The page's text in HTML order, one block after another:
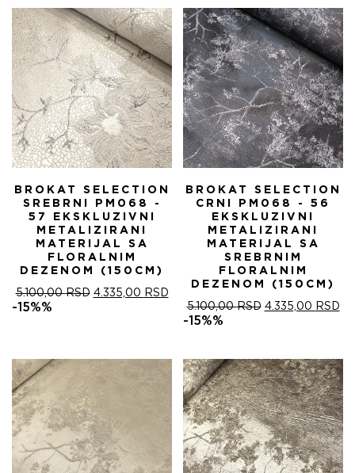
5.100,00 RSD.
BROKAT SELECTION
SREBRNI PM068 -
57 EKSKLUZIVNI
METALIZIRANI
MATERIJAL SA
FLORALNIM
DEZENOM (150CM)
5.100,00RSD ОРИГИНАЛНА
4.335,00 RSDТРЕНУТНА
ЦЕНА
-15%%
BROKAT SELECTION
CRNI PM068 - 56
EKSKLUZIVNI
METALIZIRANI
MATERIJAL SA
SREBRNIM
FLORALNIM
DEZENOM (150CM)
5.100,00RSD ОРИГИНАЛНА
5.100,00 RSD.
4.335,00 RSD
-15%%